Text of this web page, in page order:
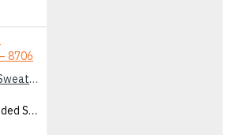
Workman Hooded Sweater Outfitters – 8706
Workman Heren Hooded Sweater